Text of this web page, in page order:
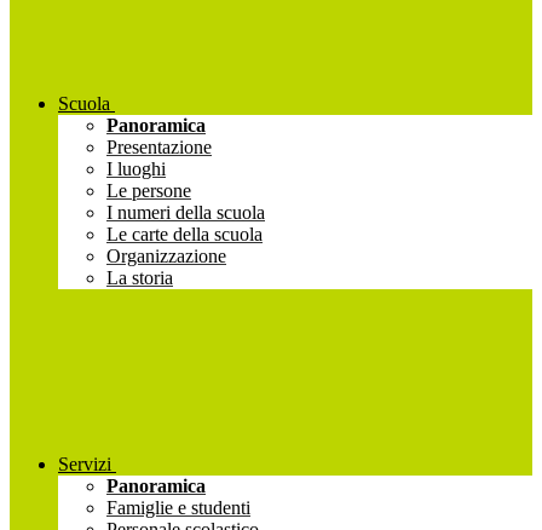
Scuola
Panoramica
Presentazione
I luoghi
Le persone
I numeri della scuola
Le carte della scuola
Organizzazione
La storia
Servizi
Panoramica
Famiglie e studenti